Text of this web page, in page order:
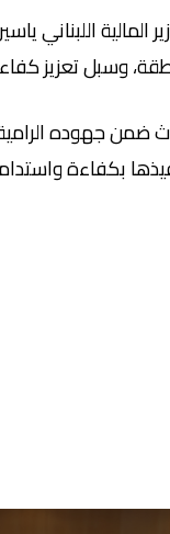
المالية
وسبل تعزيز
جهوده الرامية
بكفاءة